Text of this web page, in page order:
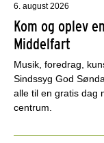
6. august 2026
Kom og oplev
Middelfart
Musik, foredrag,
Sindssyg God
alle til en gratis dag
centrum.